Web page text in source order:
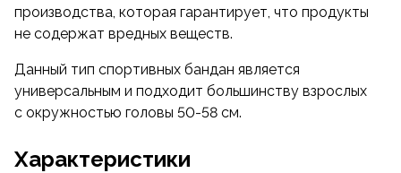
производства, которая гарантирует, что продукты
не содержат вредных веществ.
Данный тип спортивных бандан является
универсальным и подходит большинству взрослых
с окружностью головы 50-58 см.
Характеристики